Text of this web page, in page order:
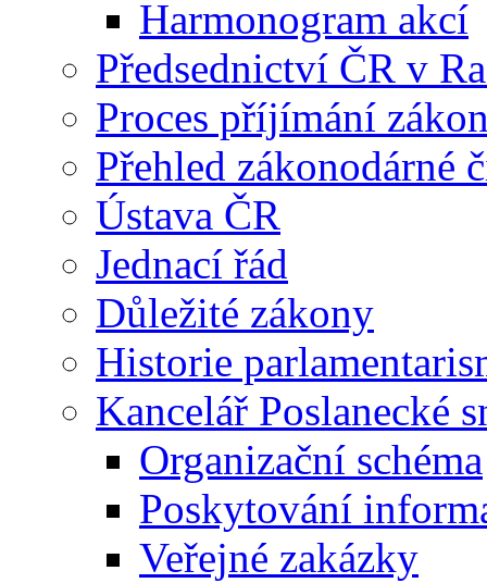
Harmonogram akcí
Předsednictví ČR v
Proces příjímání
Přehled zákonodárné
Ústava ČR
Jednací řád
Důležité zákony
Historie
Kancelář Poslanecké
Organizační schéma
Poskytování
Veřejné zakázky